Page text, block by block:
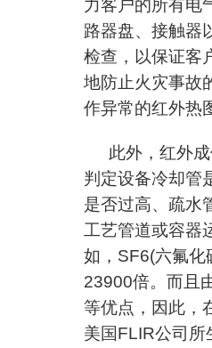
力客户的所有电
路器盘、接触器
检查，以保证客
地防止火灾事故
作异常的红外热
此外，红外
判定设备冷却管
是否过高、疏水
工艺管道或容器
如，SF6(六氟化
23900倍。而且
等优点，因此，
美国FLIR公司所